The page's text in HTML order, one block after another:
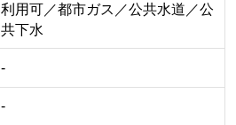
利用可／都市ガス／公共水道／公
共下水
-
-